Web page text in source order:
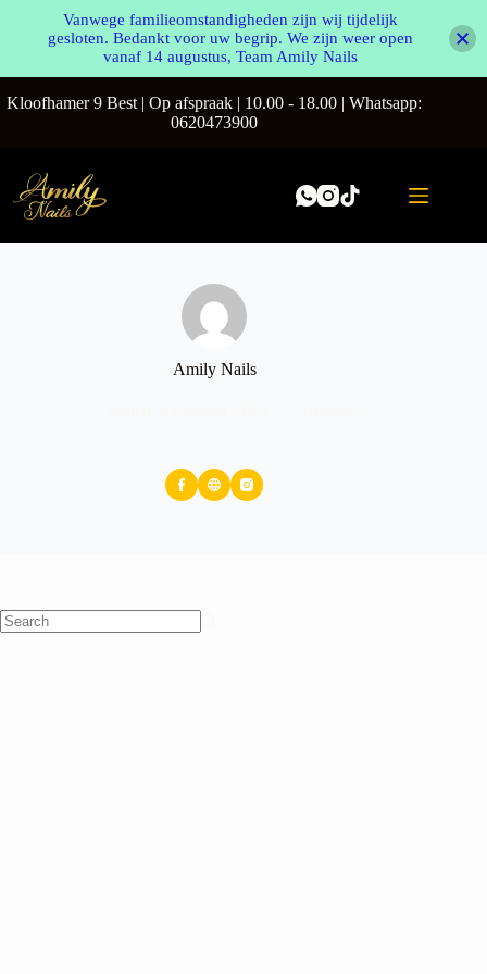
Kloofhamer 9 Best | Op afspraak | 10.00 - 18.00 | Whatsapp:
0620473900
Amily Nails
Vanwege familieomstandigheden zijn wij tijdelijk
gesloten. Bedankt voor uw begrip. We zijn weer open
vanaf 14 augustus, Team Amily Nails